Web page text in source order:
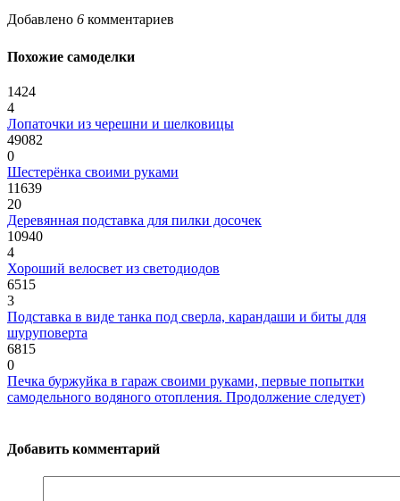
Добавлено 6 комментариев
Похожие самоделки
1424
4
Лопаточки из черешни и шелковицы
49082
0
Шестерёнка своими руками
11639
20
Деревянная подставка для пилки досочек
10940
4
Хороший велосвет из светодиодов
6515
3
Подставка в виде танка под сверла, карандаши и биты для
шуруповерта
6815
0
Печка буржуйка в гараж своими руками, первые попытки
самодельного водяного отопления. Продолжение следует)
Добавить комментарий